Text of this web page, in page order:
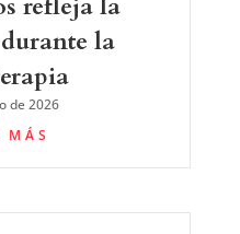
la
de 2026
MÁS